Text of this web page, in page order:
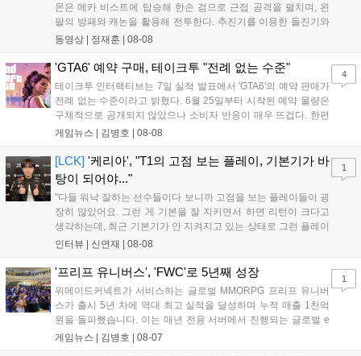
몬은 메카 비스트에 탑승해 한손 검으로 근접 공격을 펼치며, 왼
팔의 방패와 캐논을 활용해 전투한다. 추진기를 이용한 돌진기와
참격 형태의 궁극기를 보유했고, 메카 파괴 시 맨몸으로 기관총을
산의 영웅들 업데이트를 통해 정식 출시될 예정이다....
동영상 | 정재훈 | 08-08
'GTA6' 예약 구매, 테이크투 "전례 없는 수준"
테이크투 인터랙티브는 7일 실적 발표에서 'GTA6'의 예약 판매가
전례 없는 수준이라고 밝혔다. 6월 25일부터 시작된 예약 물량은
구체적으로 공개되지 않았으나 소비자 반응이 매우 뜨겁다. 한편
11월 19일 PS5와 Xbox 시리즈 X|S로 정식 출시될 예정이며, 록
상 'Grand Theft Auto VI: An Extended Look'을 최초 공개할 계획
이다....
게임뉴스 | 김병호 | 08-08
4
[LCK] '케리아', "T1의 고점 보는 플레이, 기본기가 바
탕이 되어야..."
"다들 워낙 잘하는 선수들이다 보니까 고점을 보는 플레이들이 굉
장히 많았어요. 그런 게 기본을 잘 지키면서 하면 리턴이 크다고
생각하는데, 최근 기본기가 안 지켜지고 있는 상태로 그런 플레이
를 추구하다 보니까 팀적으로 안 좋은 사고가 계속 많이 났던 것
LoL 챔피언스 코리아(LCK)'...
인터뷰 | 신연재 | 08-08
1
'프리프 유니버스', 'FWC'로 5년째 성장
위메이드커넥트가 서비스하는 글로벌 MMORPG 프리프 유니버
스가 출시 5년 차에 역대 최고 실적을 달성하며 누적 매출 1천억
원을 돌파했습니다. 이는 매년 전용 서버에서 진행되는 글로벌 e
스포츠 대회 FWC의 영향이 큽니다. FWC는 이용자가 동일한 조
게임뉴스 | 김병호 | 08-07
1